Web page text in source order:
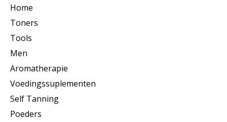
Home
Toners
Tools
Men
Aromatherapie
Voedingssuplementen
Self Tanning
Poeders